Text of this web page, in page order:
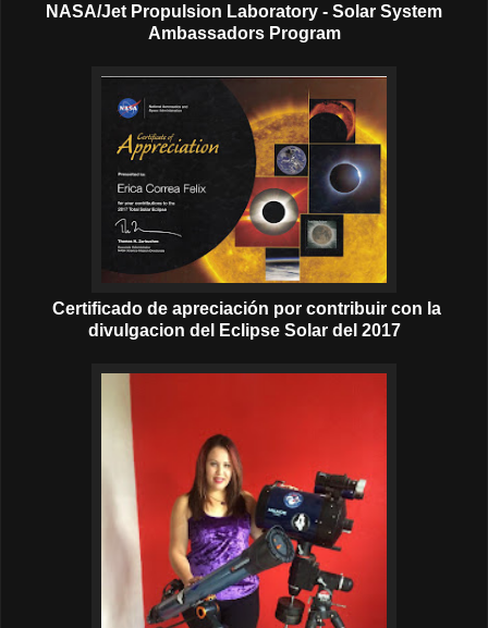
NASA/Jet Propulsion Laboratory - Solar System
Ambassadors Program
Certificado de apreciación por contribuir con la
divulgacion del Eclipse Solar del 2017